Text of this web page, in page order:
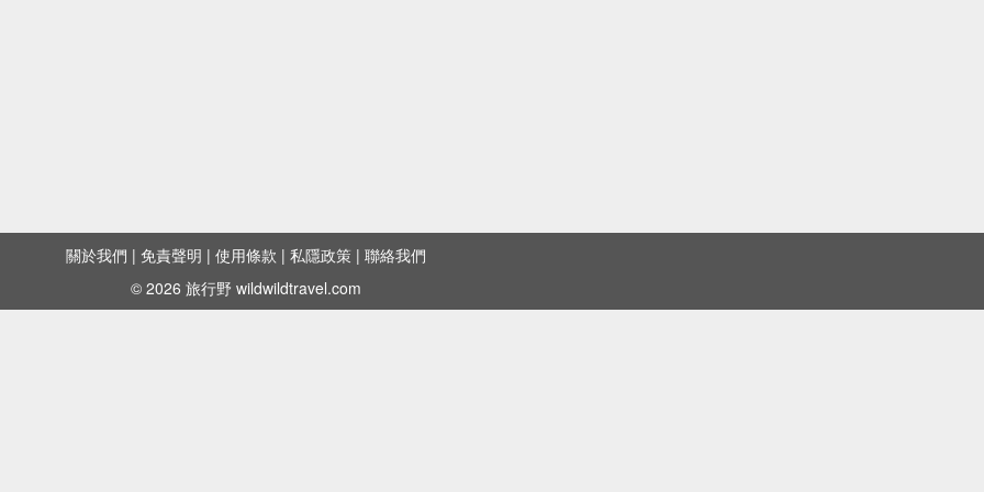
關於我們 | 免責聲明 | 使用條款 | 私隱政策 | 聯絡我們
© 2026 旅行野 wildwildtravel.com